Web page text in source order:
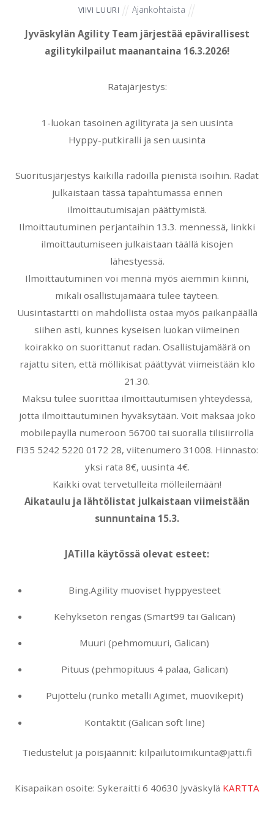
VIIVI LUURI Ajankohtaista
Jyväskylän Agility Team järjestää epävirallisest
agilitykilpailut maanantaina 16.3.2026!
Ratajärjestys:
1-luokan tasoinen agilityrata ja sen uusinta
Hyppy-putkiralli ja sen uusinta
Suoritusjärjestys kaikilla radoilla pienistä isoihin. Radat
julkaistaan tässä tapahtumassa ennen
ilmoittautumisajan päättymistä.
Ilmoittautuminen perjantaihin 13.3. mennessä, linkki
ilmoittautumiseen julkaistaan täällä kisojen
lähestyessä.
Ilmoittautuminen voi mennä myös aiemmin kiinni,
mikäli osallistujamäärä tulee täyteen.
Uusintastartti on mahdollista ostaa myös paikanpäällä
siihen asti, kunnes kyseisen luokan viimeinen
koirakko on suorittanut radan. Osallistujamäärä on
rajattu siten, että möllikisat päättyvät viimeistään klo
21.30.
Maksu tulee suorittaa ilmoittautumisen yhteydessä,
jotta ilmoittautuminen hyväksytään. Voit maksaa joko
mobilepaylla numeroon 56700 tai suoralla tilisiirrolla
FI35 5242 5220 0172 28, viitenumero 31008. Hinnasto:
yksi rata 8€, uusinta 4€.
Kaikki ovat tervetulleita mölleilemään!
Aikataulu ja lähtölistat julkaistaan viimeistään
sunnuntaina 15.3.
JATilla käytössä olevat esteet:
Bing.Agility muoviset hyppyesteet
Kehyksetön rengas (Smart99 tai Galican)
Muuri (pehmomuuri, Galican)
Pituus (pehmopituus 4 palaa, Galican)
Pujottelu (runko metalli Agimet, muovikepit)
Kontaktit (Galican soft line)
Tiedustelut ja poisjäännit: kilpailutoimikunta@jatti.fi
Kisapaikan osoite: Sykeraitti 6 40630 Jyväskylä KARTTA